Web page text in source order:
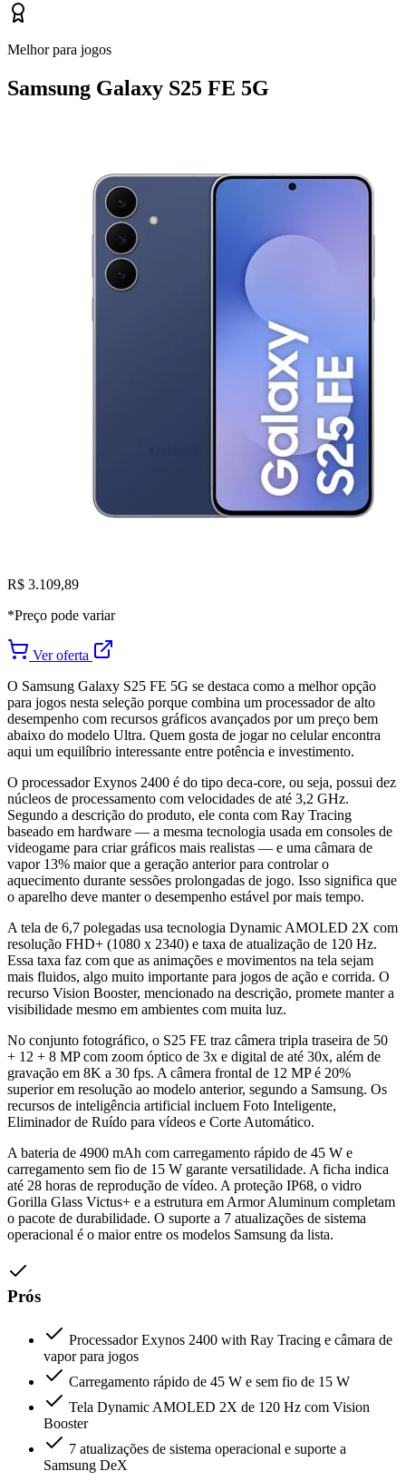
Melhor para jogos
Samsung Galaxy S25 FE 5G
R$ 3.109,89
*Preço pode variar
Ver oferta
O Samsung Galaxy S25 FE 5G se destaca como a melhor opção
para jogos nesta seleção porque combina um processador de alto
desempenho com recursos gráficos avançados por um preço bem
abaixo do modelo Ultra. Quem gosta de jogar no celular encontra
aqui um equilíbrio interessante entre potência e investimento.
O processador Exynos 2400 é do tipo deca-core, ou seja, possui dez
núcleos de processamento com velocidades de até 3,2 GHz.
Segundo a descrição do produto, ele conta com Ray Tracing
baseado em hardware — a mesma tecnologia usada em consoles de
videogame para criar gráficos mais realistas — e uma câmara de
vapor 13% maior que a geração anterior para controlar o
aquecimento durante sessões prolongadas de jogo. Isso significa que
o aparelho deve manter o desempenho estável por mais tempo.
A tela de 6,7 polegadas usa tecnologia Dynamic AMOLED 2X com
resolução FHD+ (1080 x 2340) e taxa de atualização de 120 Hz.
Essa taxa faz com que as animações e movimentos na tela sejam
mais fluidos, algo muito importante para jogos de ação e corrida. O
recurso Vision Booster, mencionado na descrição, promete manter a
visibilidade mesmo em ambientes com muita luz.
No conjunto fotográfico, o S25 FE traz câmera tripla traseira de 50
+ 12 + 8 MP com zoom óptico de 3x e digital de até 30x, além de
gravação em 8K a 30 fps. A câmera frontal de 12 MP é 20%
superior em resolução ao modelo anterior, segundo a Samsung. Os
recursos de inteligência artificial incluem Foto Inteligente,
Eliminador de Ruído para vídeos e Corte Automático.
A bateria de 4900 mAh com carregamento rápido de 45 W e
carregamento sem fio de 15 W garante versatilidade. A ficha indica
até 28 horas de reprodução de vídeo. A proteção IP68, o vidro
Gorilla Glass Victus+ e a estrutura em Armor Aluminum completam
o pacote de durabilidade. O suporte a 7 atualizações de sistema
operacional é o maior entre os modelos Samsung da lista.
Prós
Processador Exynos 2400 with Ray Tracing e câmara de
vapor para jogos
Carregamento rápido de 45 W e sem fio de 15 W
Tela Dynamic AMOLED 2X de 120 Hz com Vision
Booster
7 atualizações de sistema operacional e suporte a
Samsung DeX